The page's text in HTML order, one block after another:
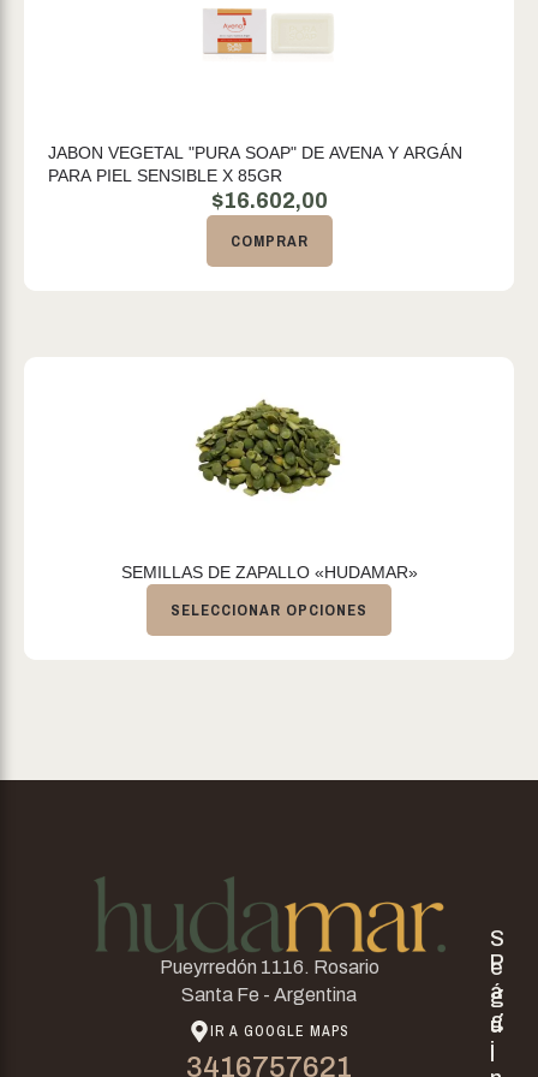
JABON VEGETAL "PURA SOAP" DE AVENA Y ARGÁN
PARA PIEL SENSIBLE X 85GR
$16.602,00
COMPRAR
SEMILLAS DE ZAPALLO «HUDAMAR»
SELECCIONAR OPCIONES
Pueyrredón 1116. Rosario
Santa Fe - Argentina
IR A GOOGLE MAPS
3416757621
P
á
g
i
S
e
g
u